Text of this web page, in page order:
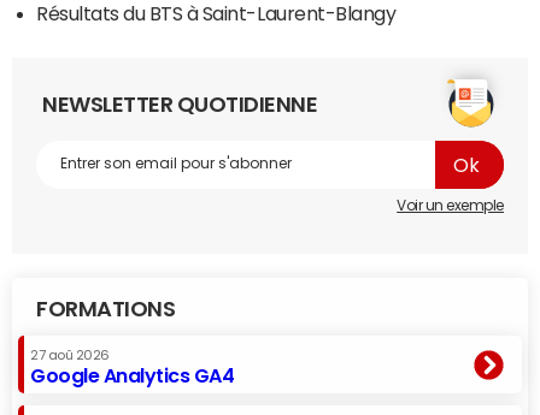
Résultats du BTS à Saint-Laurent-Blangy
NEWSLETTER QUOTIDIENNE
Voir un exemple
FORMATIONS
27 aoû 2026
Google Analytics GA4